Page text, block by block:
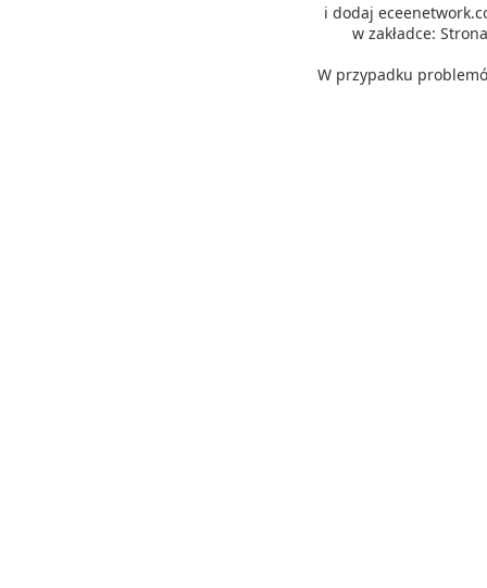
i dodaj
w zakładce:
W przypadku